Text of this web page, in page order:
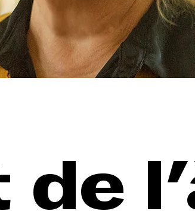
de